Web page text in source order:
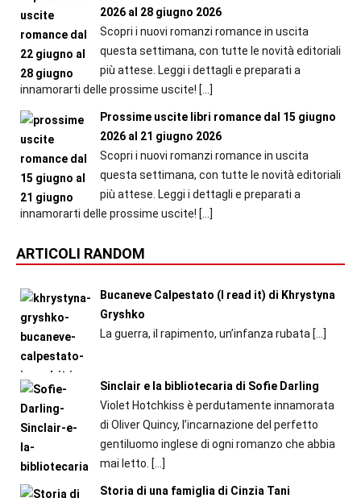
2026 al 28 giugno 2026
Scopri i nuovi romanzi romance in uscita
questa settimana, con tutte le novità editoriali
più attese. Leggi i dettagli e preparati a
innamorarti delle prossime uscite! […]
Prossime uscite libri romance dal 15 giugno
2026 al 21 giugno 2026
Scopri i nuovi romanzi romance in uscita
questa settimana, con tutte le novità editoriali
più attese. Leggi i dettagli e preparati a
innamorarti delle prossime uscite! […]
ARTICOLI RANDOM
Bucaneve Calpestato (I read it) di Khrystyna
Gryshko
La guerra, il rapimento, un’infanza rubata […]
Sinclair e la bibliotecaria di Sofie Darling
Violet Hotchkiss è perdutamente innamorata
di Oliver Quincy, l’incarnazione del perfetto
gentiluomo inglese di ogni romanzo che abbia
mai letto. […]
Storia di una famiglia di Cinzia Tani